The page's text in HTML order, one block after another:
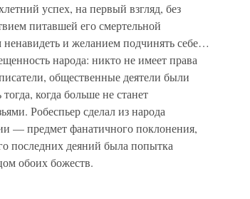
успех, на первый взгляд, без
питавшей его смертельной
и желанием подчинять себе…
народа: никто не имеет права
общественные деятели были
когда больше не станет
Робеспьер сделал из народа
— предмет фанатичного поклонения,
последних деяний была попытка
обоих божеств.